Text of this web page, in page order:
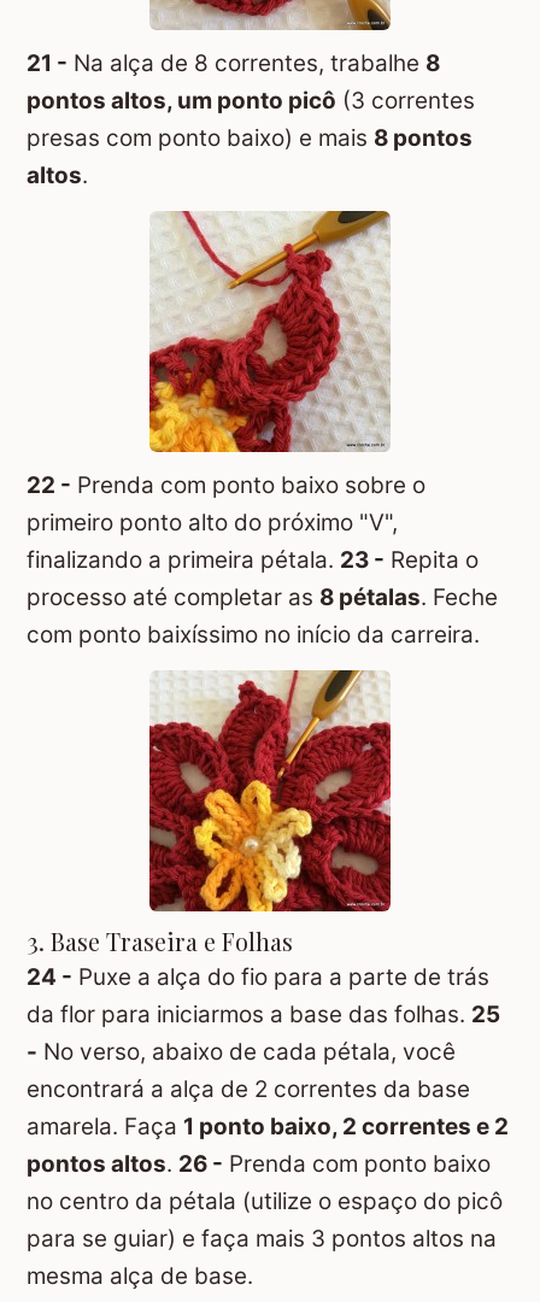
21 - Na alça de 8 correntes, trabalhe 8
pontos altos, um ponto picô (3 correntes
presas com ponto baixo) e mais 8 pontos
altos.
22 - Prenda com ponto baixo sobre o
primeiro ponto alto do próximo "V",
finalizando a primeira pétala. 23 - Repita o
processo até completar as 8 pétalas. Feche
com ponto baixíssimo no início da carreira.
3. Base Traseira e Folhas
24 - Puxe a alça do fio para a parte de trás
da flor para iniciarmos a base das folhas. 25
- No verso, abaixo de cada pétala, você
encontrará a alça de 2 correntes da base
amarela. Faça 1 ponto baixo, 2 correntes e 2
pontos altos. 26 - Prenda com ponto baixo
no centro da pétala (utilize o espaço do picô
para se guiar) e faça mais 3 pontos altos na
mesma alça de base.